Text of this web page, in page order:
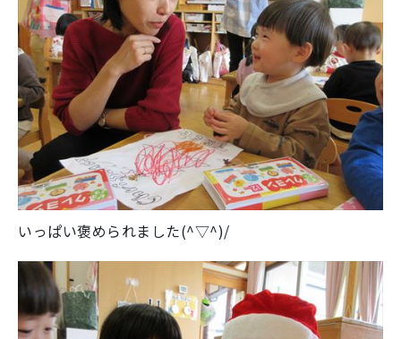
いっぱい褒められました(^▽^)/